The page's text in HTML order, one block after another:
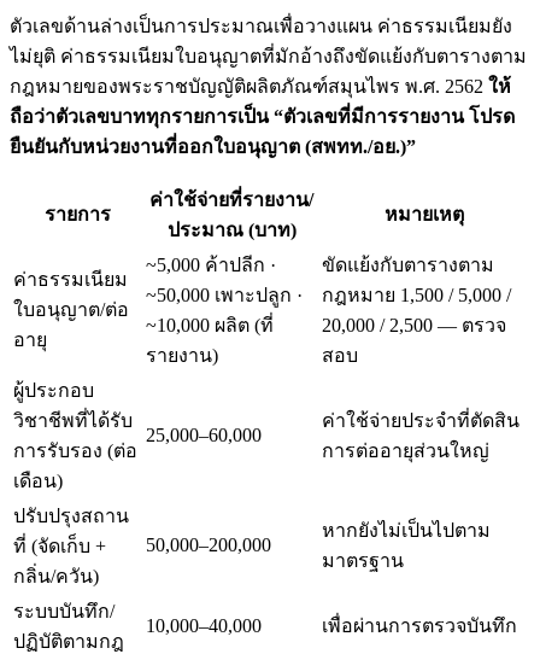
ตัวเลขด้านล่างเป็นการประมาณเพื่อวางแผน ค่าธรรมเนียมยัง
ไม่ยุติ ค่าธรรมเนียมใบอนุญาตที่มักอ้างถึงขัดแย้งกับตารางตาม
กฎหมายของพระราชบัญญัติผลิตภัณฑ์สมุนไพร พ.ศ. 2562 ให้
ถือว่าตัวเลขบาททุกรายการเป็น “ตัวเลขที่มีการรายงาน โปรด
ยืนยันกับหน่วยงานที่ออกใบอนุญาต (สพทท./อย.)”
รายการ
ค่าใช้จ่ายที่รายงาน/
ประมาณ (บาท)
หมายเหตุ
ค่าธรรมเนียม
ใบอนุญาต/ต่อ
อายุ
~5,000 ค้าปลีก ·
~50,000 เพาะปลูก ·
~10,000 ผลิต (ที่
รายงาน)
ขัดแย้งกับตารางตาม
กฎหมาย 1,500 / 5,000 /
20,000 / 2,500 — ตรวจ
สอบ
ผู้ประกอบ
วิชาชีพที่ได้รับ
การรับรอง (ต่อ
เดือน)
25,000–60,000
ค่าใช้จ่ายประจำที่ตัดสิน
การต่ออายุส่วนใหญ่
ปรับปรุงสถาน
ที่ (จัดเก็บ +
กลิ่น/ควัน)
50,000–200,000
หากยังไม่เป็นไปตาม
มาตรฐาน
ระบบบันทึก/
ปฏิบัติตามกฎ
10,000–40,000 เพื่อผ่านการตรวจบันทึก